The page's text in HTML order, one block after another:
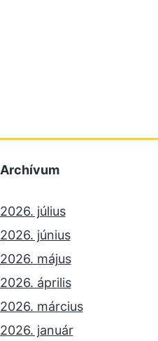
Archívum
2026. július
2026. június
2026. május
2026. április
2026. március
2026. január